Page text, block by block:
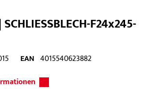
F24x245-
EAN 4015540623882